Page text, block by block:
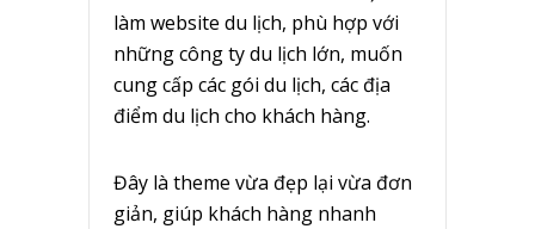
làm website du lịch, phù hợp với
những công ty du lịch lớn, muốn
cung cấp các gói du lịch, các địa
điểm du lịch cho khách hàng.
Đây là theme vừa đẹp lại vừa đơn
giản, giúp khách hàng nhanh